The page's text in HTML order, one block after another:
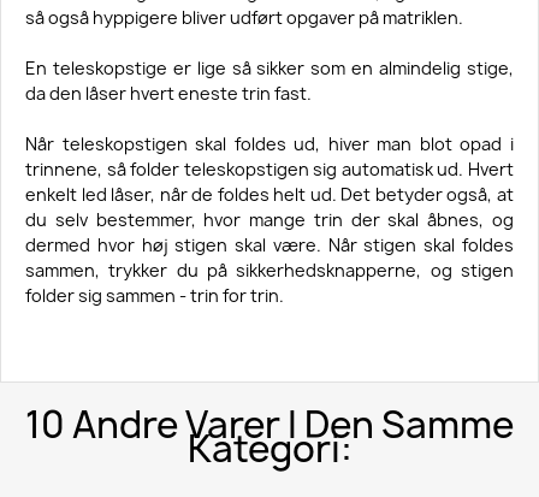
så også hyppigere bliver udført opgaver på matriklen.
En teleskopstige er lige så sikker som en almindelig stige,
da den låser hvert eneste trin fast.
Når teleskopstigen skal foldes ud, hiver man blot opad i
trinnene, så folder teleskopstigen sig automatisk ud. Hvert
enkelt led låser, når de foldes helt ud. Det betyder også, at
du selv bestemmer, hvor mange trin der skal åbnes, og
dermed hvor høj stigen skal være. Når stigen skal foldes
sammen, trykker du på sikkerhedsknapperne, og stigen
folder sig sammen - trin for trin.
10 Andre Varer I Den Samme
Kategori: